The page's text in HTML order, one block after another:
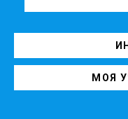
МОЯ